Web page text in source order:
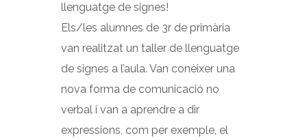
llenguatge de signes!
Els/les alumnes de 3r de primària
van realitzat un taller de llenguatge
de signes a l’aula. Van conèixer una
nova forma de comunicació no
verbal i van a aprendre a dir
expressions, com per exemple, el